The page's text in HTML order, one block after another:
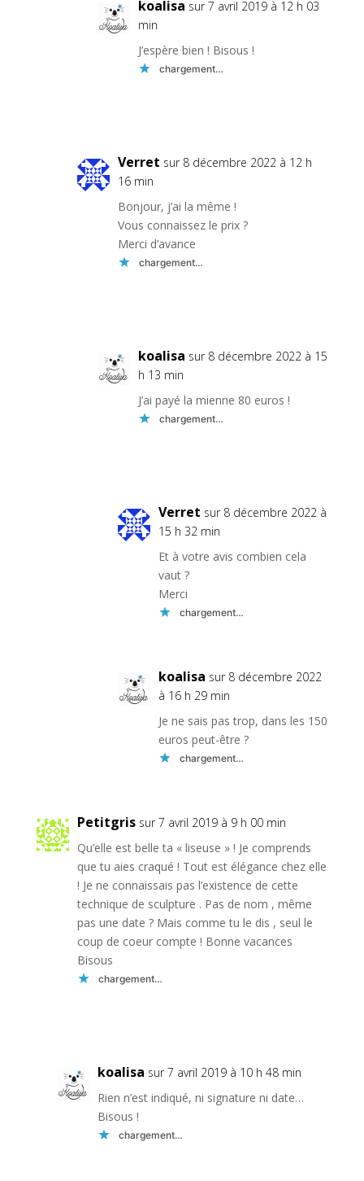
koalisa sur 7 avril 2019 à 12 h 03
min
J’espère bien ! Bisous !
chargement…
Verret sur 8 décembre 2022 à 12 h
16 min
Bonjour, j’ai la même !
Vous connaissez le prix ?
Merci d’avance
chargement…
koalisa sur 8 décembre 2022 à 15
h 13 min
J’ai payé la mienne 80 euros !
chargement…
Verret sur 8 décembre 2022 à
15 h 32 min
Et à votre avis combien cela
vaut ?
Merci
chargement…
koalisa sur 8 décembre 2022
à 16 h 29 min
Je ne sais pas trop, dans les 150
euros peut-être ?
chargement…
Petitgris sur 7 avril 2019 à 9 h 00 min
Qu’elle est belle ta « liseuse » ! Je comprends
que tu aies craqué ! Tout est élégance chez elle
! Je ne connaissais pas l’existence de cette
technique de sculpture . Pas de nom , même
pas une date ? Mais comme tu le dis , seul le
coup de coeur compte ! Bonne vacances
Bisous
chargement…
koalisa sur 7 avril 2019 à 10 h 48 min
Rien n’est indiqué, ni signature ni date…
Bisous !
chargement…